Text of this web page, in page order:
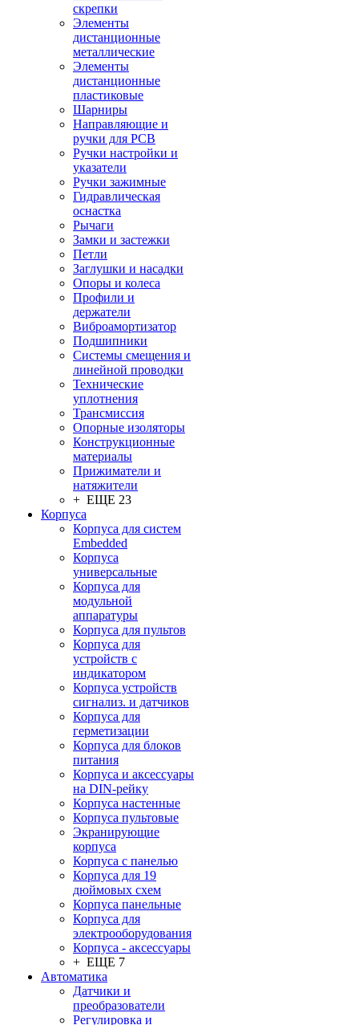
скрепки
Элементы
дистанционные
металлические
Элементы
дистанционные
пластиковые
Шарниры
Направляющие и
ручки для PCB
Ручки настройки и
указатели
Ручки зажимные
Гидравлическая
оснастка
Рычаги
Замки и застежки
Петли
Заглушки и насадки
Опоры и колеса
Профили и
держатели
Виброамортизатор
Подшипники
Системы смещения и
линейной проводки
Технические
уплотнения
Трансмиссия
Опорные изоляторы
Конструкционные
материалы
Прижиматели и
натяжители
+ ЕЩЕ 23
Корпуса
Корпуса для систем
Embedded
Корпуса
универсальные
Корпуса для
модульной
аппаратуры
Корпуса для пультов
Корпуса для
устройств с
индикатором
Корпуса устройств
сигнализ. и датчиков
Корпуса для
герметизации
Корпуса для блоков
питания
Корпуса и аксессуары
на DIN-рейку
Корпуса настенные
Корпуса пультовые
Экранирующие
корпуса
Корпуса с панелью
Корпуса для 19
дюймовых схем
Корпуса панельные
Корпуса для
электрооборудования
Корпуса - аксессуары
+ ЕЩЕ 7
Автоматика
Датчики и
преобразователи
Регулировка и